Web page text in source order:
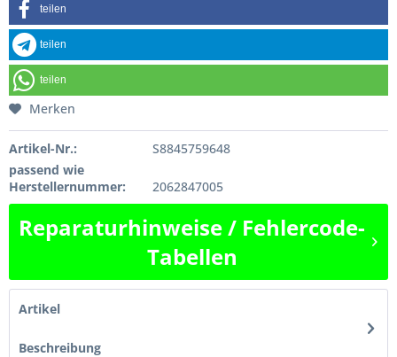
teilen
teilen
teilen
Merken
Artikel-Nr.:
S8845759648
passend wie
Herstellernummer:
2062847005
Reparaturhinweise / Fehlercode-
Tabellen
Artikel
Beschreibung